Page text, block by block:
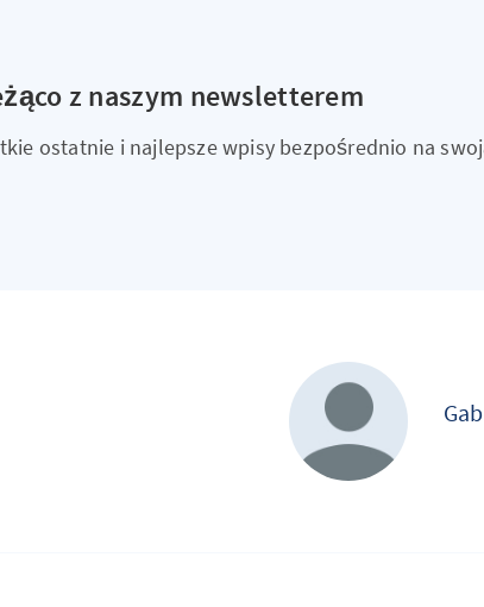
z naszym newsletterem
ostatnie i najlepsze wpisy bezpośrednio na